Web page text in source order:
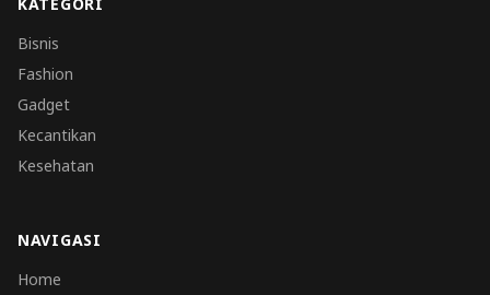
Bisnis
Fashion
Gadget
Kecantikan
Kesehatan
NAVIGASI
Home